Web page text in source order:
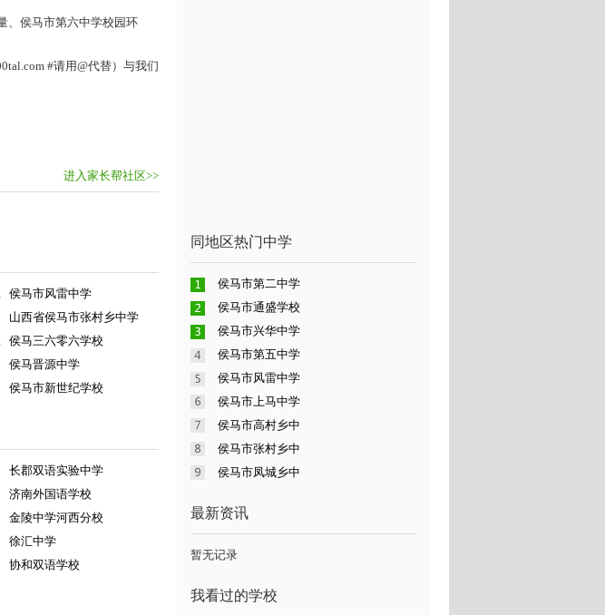
、侯马市第六中学校园环
#请用@代替）与我们
进入家长帮社区>>
侯马市风雷中学
山西省侯马市张村乡中学
侯马三六零六学校
侯马晋源中学
侯马市新世纪学校
长郡双语实验中学
济南外国语学校
金陵中学河西分校
徐汇中学
协和双语学校
同地区热门中学
侯马市第二中学
侯马市通盛学校
侯马市兴华中学
侯马市第五中学
侯马市风雷中学
侯马市上马中学
侯马市高村乡中
侯马市张村乡中
侯马市凤城乡中
最新资讯
暂无记录
我看过的学校